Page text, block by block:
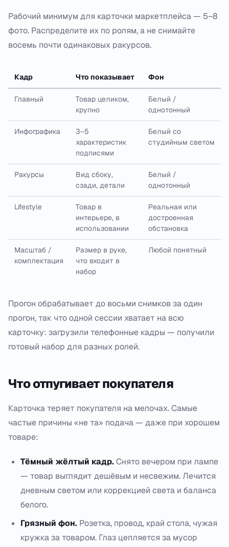
Рабочий минимум для карточки маркетплейса — 5–8
фото. Распределите их по ролям, а не снимайте
восемь почти одинаковых ракурсов.
Кадр Что показывает Фон
Главный
Товар целиком,
крупно
Белый /
однотонный
Инфографика
3–5
характеристик
подписями
Белый со
студийным светом
Ракурсы
Вид сбоку,
сзади, детали
Белый /
однотонный
Lifestyle
Товар в
интерьере, в
использовании
Реальная или
достроенная
обстановка
Масштаб /
комплектация
Размер в руке,
что входит в
набор
Любой понятный
Прогон обрабатывает до восьми снимков за один
прогон, так что одной сессии хватает на всю
карточку: загрузили телефонные кадры — получили
готовый набор для разных ролей.
Что отпугивает покупателя
Карточка теряет покупателя на мелочах. Самые
частые причины «не та» подача — даже при хорошем
товаре:
Тёмный жёлтый кадр.Снято вечером при лампе
— товар выглядит дешёвым и несвежим. Лечится
дневным светом или коррекцией света и баланса
белого.
Грязный фон. Розетка, провод, край стола, чужая
кружка за товаром. Глаз цепляется за мусор